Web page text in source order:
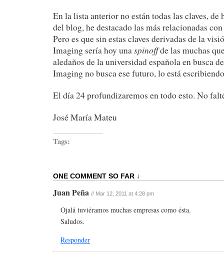
En la lista anterior no están todas las claves, de
del blog, he destacado las más relacionadas
Pero es que sin estas claves derivadas de la
Imaging sería hoy unaspinoffde las muchas
aledaños de la universidad española en busca
Imaging no busca ese futuro, lo está
El día 24 profundizaremos en todo esto. No
José María Mateu
Tags:
ONE COMMENT SO FAR ↓
Juan Peña // Mar 12, 2011 at 4:28 pm
Ojalá tuviéramos muchas empresas como ésta.
Saludos.
Responder